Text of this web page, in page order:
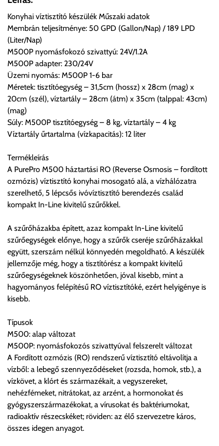
ingyenesen átvenni Budapesti Cégcsoportunk Stúdiójában
előre egyeztetett időpontban.
Cím:1133 Budapest, Váci út 100.
Szállítási díjak:
Az oldalunkon rendelés esetén, amennyiben szállítást is kér,
úgy esetenként több lehetőséget ajánl fel a program. Kérjük, a
vásárolt árú figyelembevételével az önnek megfelelő szállítási
költséget válassza ki.
Amennyiben nem biztos választásában, vagy a program
a 0.- forintos szállítást, kollégáink megvizsgálják a vásárolt
termék adatait, majd visszaigazolják a szállítás költségét.
Ingyenes szállítási lehetőség nincs!
Egyes termékek súlyát a program nem ismeri, rendelés esetén
gondoltnál magasabb értékben igazoljuk vissza, úgy a
visszaigazolástól számított 24 órán belül a terméket
lemondhatja, vagy kérheti a személyes átvételre való
módosítását.
FIGYELEM!!
KERÁMIA TERMÉKEK SZÁLLÍTATÁSA NEM, VAGY CSAK
FELELŐSSÉGÉRE LEHETSÉGES!!
Egyéb leírások:
Budapesti szállítások:
1, Budapestre kért szállítás esetén az általános szállítás
helyett időre történő extra szállítás kérése is lehetséges
egyedi áron. A szállítás megbeszélt időablakban lehetőség
szerint 1 órás intervallumon belüli pontos időpont
megjelöléssel kérhető munkanapokon 09.00 - 15.00 között.
Konyhai víztisztító készülék Műszaki adatok
Membrán teljesítménye: 50 GPD (Gallon/Nap) / 189 LPD
(Liter/Nap)
M500P nyomásfokozó szivattyú: 24V/1.2A
M500P adapter: 230/24V
Üzemi nyomás: M500P 1-6 bar
Méretek: tisztítóegység – 31,5cm (hossz) x 28cm (mag) x
20cm (szél), víztartály – 28cm (átm) x 35cm (talppal: 43cm)
(mag)
Súly: M500P tisztítóegység – 8 kg, víztartály – 4 kg
Víztartály űrtartalma (vízkapacitás): 12 liter
Termékleírás
A PurePro M500 háztartási RO (Reverse Osmosis – fordított
ozmózis) víztisztító konyhai mosogató alá, a vízhálózatra
szerelhető, 5 lépcsős ivóvíztisztító berendezés család
kompakt In-Line kivitelű szűrőkkel.
A szűrőházakba épített, azaz kompakt In-Line kivitelű
szűrőegységek előnye, hogy a szűrők cseréje szűrőházakkal
együtt, szerszám nélkül könnyedén megoldható. A készülék
jellemzője még, hogy a tisztítórész a kompakt kivitelű
szűrőegységeknek köszönhetően, jóval kisebb, mint a
hagyományos felépítésű RO víztisztítóké, ezért helyigénye is
kisebb.
Típusok
M500: alap változat
M500P: nyomásfokozós szivattyúval felszerelt változat
A Fordított ozmózis (RO) rendszerű víztisztító eltávolítja a
vízből: a lebegő szennyeződéseket (rozsda, homok, stb.), a
vízkövet, a klórt és származékait, a vegyszereket,
nehézfémeket, nitrátokat, az arzént, a hormonokat és
gyógyszerszármazékokat, a vírusokat és baktériumokat,
radioaktív részecskéket; röviden: az élő szervezetre káros,
összes idegen anyagot.